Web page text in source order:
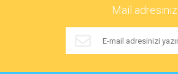
Mail